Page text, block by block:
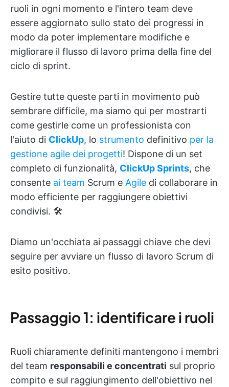
ruoli in ogni momento e l'intero team deve
essere aggiornato sullo stato dei progressi in
modo da poter implementare modifiche e
migliorare il flusso di lavoro prima della fine del
ciclo di sprint.
Gestire tutte queste parti in movimento può
sembrare difficile, ma siamo qui per mostrarti
come gestirle come un professionista con
l'aiuto di ClickUp, lo strumento definitivo per la
gestione agile dei progetti! Dispone di un set
completo di funzionalità, ClickUp Sprints, che
consente ai team Scrum e Agile di collaborare in
modo efficiente per raggiungere obiettivi
condivisi. 🛠️
Diamo un'occhiata ai passaggi chiave che devi
seguire per avviare un flusso di lavoro Scrum di
esito positivo.
Passaggio 1: identificare i ruoli
Ruoli chiaramente definiti mantengono i membri
del team responsabili e concentrati sul proprio
compito e sul raggiungimento dell'obiettivo nel